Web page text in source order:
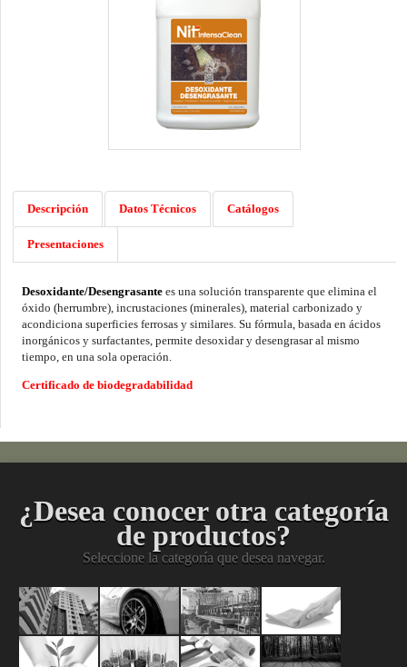
Descripción Datos Técnicos Catálogos
Presentaciones
Desoxidante/Desengrasante es una solución transparente que elimina el
óxido (herrumbre), incrustaciones (minerales), material carbonizado y
acondiciona superficies ferrosas y similares. Su fórmula, basada en ácidos
inorgánicos y surfactantes, permite desoxidar y desengrasar al mismo
tiempo, en una sola operación.
Certificado de biodegradabilidad
¿Desea conocer otra categoría
de productos?
Seleccione la categoría que desea navegar.